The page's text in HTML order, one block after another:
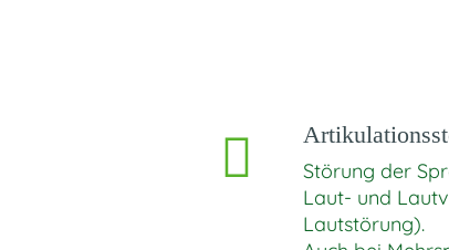
Störung der
Laut- und
Lautstörung).